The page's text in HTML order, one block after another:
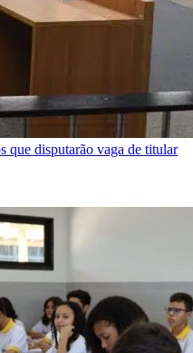
que disputarão vaga de titular